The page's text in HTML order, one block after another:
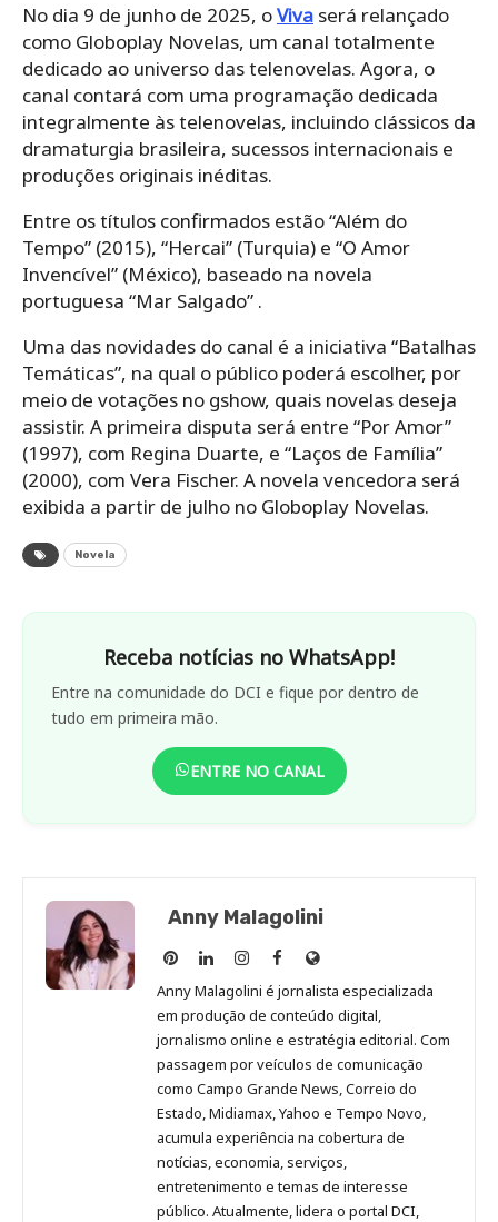
No dia 9 de junho de 2025, oViva será relançado
como Globoplay Novelas, um canal totalmente
dedicado ao universo das telenovelas. Agora, o
canal contará com uma programação dedicada
integralmente às telenovelas, incluindo clássicos da
dramaturgia brasileira, sucessos internacionais e
produções originais inéditas.
Entre os títulos confirmados estão “Além do
Tempo” (2015), “Hercai” (Turquia) e “O Amor
Invencível” (México), baseado na novela
portuguesa “Mar Salgado” .
Uma das novidades do canal é a iniciativa “Batalhas
Temáticas”, na qual o público poderá escolher, por
meio de votações no gshow, quais novelas deseja
assistir. A primeira disputa será entre “Por Amor”
(1997), com Regina Duarte, e “Laços de Família”
(2000), com Vera Fischer. A novela vencedora será
exibida a partir de julho no Globoplay Novelas.
Novela
Receba notícias no WhatsApp!
Entre na comunidade do DCI e fique por dentro de
tudo em primeira mão.
ENTRE NO CANAL
Anny Malagolini
Anny
Malagolini
no
Pinterest
Anny
Malagolini
no
LinkedIn
Anny
Malagolini
no
Instagram
Anny
Malagolini
no
Facebook
Site
de
Anny
Malagolini
Anny Malagolini é jornalista especializada
em produção de conteúdo digital,
jornalismo online e estratégia editorial. Com
passagem por veículos de comunicação
como Campo Grande News, Correio do
Estado, Midiamax, Yahoo e Tempo Novo,
acumula experiência na cobertura de
notícias, economia, serviços,
entretenimento e temas de interesse
público. Atualmente, lidera o portal DCI,